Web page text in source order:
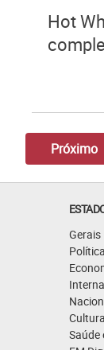
Hot
Próximo
Gerais
Política
Cultura
Saúde